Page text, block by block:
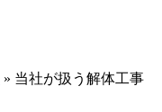
» 当社が扱う解体工事